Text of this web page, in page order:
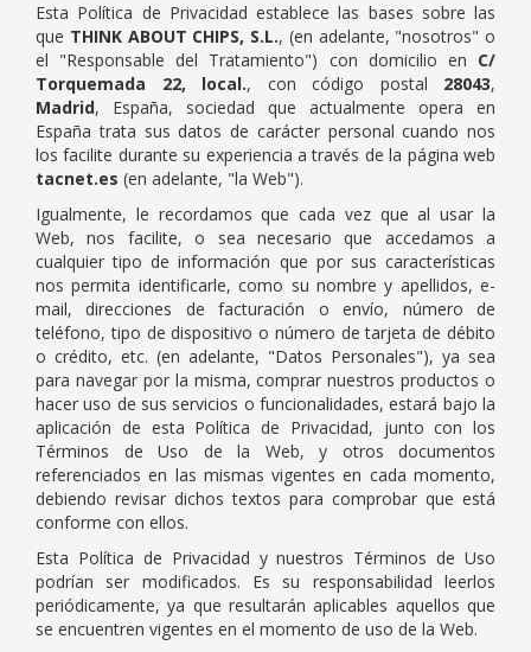
Esta Política de Privacidad establece las bases sobre las
que THINK ABOUT CHIPS, S.L., (en adelante, "nosotros" o
el "Responsable del Tratamiento") con domicilio en C/
Torquemada 22, local., con código postal 28043,
Madrid, España, sociedad que actualmente opera en
España trata sus datos de carácter personal cuando nos
los facilite durante su experiencia a través de la página web
tacnet.es (en adelante, "la Web").
Igualmente, le recordamos que cada vez que al usar la
Web, nos facilite, o sea necesario que accedamos a
cualquier tipo de información que por sus características
nos permita identificarle, como su nombre y apellidos, e-
mail, direcciones de facturación o envío, número de
teléfono, tipo de dispositivo o número de tarjeta de débito
o crédito, etc. (en adelante, "Datos Personales"), ya sea
para navegar por la misma, comprar nuestros productos o
hacer uso de sus servicios o funcionalidades, estará bajo la
aplicación de esta Política de Privacidad, junto con los
Términos de Uso de la Web, y otros documentos
referenciados en las mismas vigentes en cada momento,
debiendo revisar dichos textos para comprobar que está
conforme con ellos.
Esta Política de Privacidad y nuestros Términos de Uso
podrían ser modificados. Es su responsabilidad leerlos
periódicamente, ya que resultarán aplicables aquellos que
se encuentren vigentes en el momento de uso de la Web.